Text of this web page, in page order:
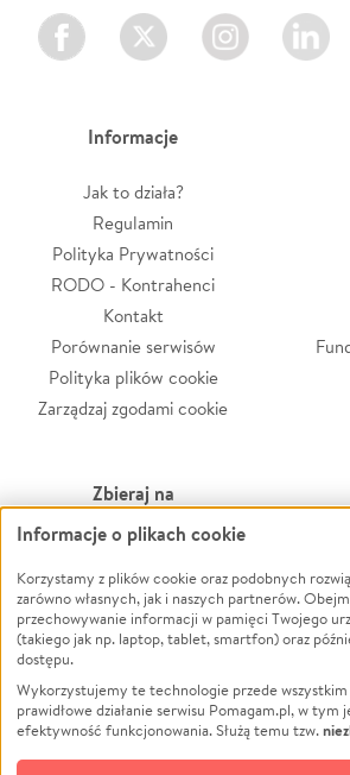
Facebook Twitter Instagram LinkedIn
Informacje
Jak to działa?
Regulamin
Polityka Prywatności
RODO - Kontrahenci
Kontakt
Porównanie serwisów
Polityka plików cookie
Zarządzaj zgodami cookie
Zbieraj na
Leczenie
Zwierzęta
Pożar
Ukraina
Pomoc Finansowa
Projekty
Pogrzeb
Informacje o plikach cookie
Korzystamy z plików cookie oraz podobnych
zarówno własnych, jak i naszych partnerów.
przechowywanie informacji w pamięci Twojego
(takiego jak np. laptop, tablet, smartfon) oraz
dostępu.
Wykorzystujemy te technologie przede wszystkim
prawidłowe działanie serwisu Pomagam.pl, w tym
efektywność funkcjonowania. Służą temu tzw.